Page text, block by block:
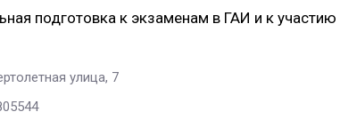
подготовка к экзаменам в ГАИ и к
улица, 7